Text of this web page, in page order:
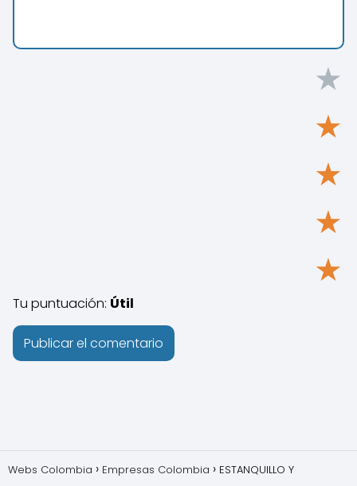
★
★
★
★
★
Tu puntuación: Útil
Webs Colombia Empresas Colombia
ESTANQUILLO Y